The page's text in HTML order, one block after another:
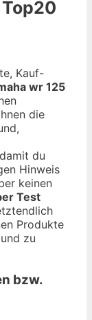
Kauf-
wr 125
die
du
Hinweis
keinen
Test
Produkte
zu
bzw.